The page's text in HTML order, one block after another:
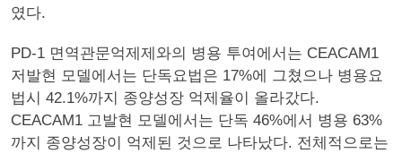
였다.
PD-1 면역관문억제제와의 병용 투여에서는 CEACAM1
저발현 모델에서는 단독요법은 17%에 그쳤으나 병용요
법시 42.1%까지 종양성장 억제율이 올라갔다.
CEACAM1 고발현 모델에서는 단독 46%에서 병용 63%
까지 종양성장이 억제된 것으로 나타났다. 전체적으로는